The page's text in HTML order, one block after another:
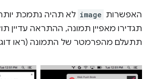
האפשרות image
תגדירו מאפיין תמונה, ההתראה עדיין
תתעלם מהפרמטר של התמונה (ראו